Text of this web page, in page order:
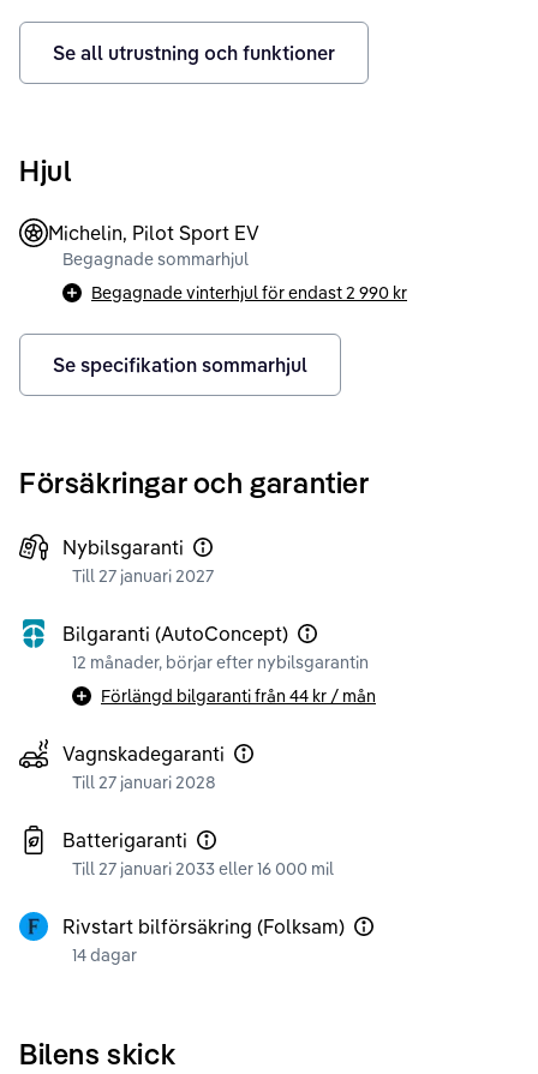
Se all utrustning och funktioner
Hjul
Michelin, Pilot Sport EV
Begagnade sommarhjul
Begagnade vinterhjul för endast2 990 kr
Se specifikation sommarhjul
Försäkringar och garantier
Nybilsgaranti
Till 27 januari 2027
Bilgaranti (AutoConcept)
12 månader, börjar efter nybilsgarantin
Förlängd bilgaranti från 44 kr / mån
Vagnskadegaranti
Till 27 januari 2028
Batterigaranti
Till 27 januari 2033 eller 16 000 mil
Rivstart bilförsäkring (Folksam)
14 dagar
Bilens skick